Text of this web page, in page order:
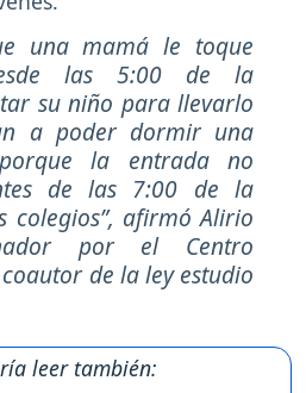
una mamá le toque
las 5:00 de la
su niño para llevarlo
a poder dormir una
la entrada no
de las 7:00 de la
colegios”, afirmó Alirio
por el Centro
de la ley estudio
leer también: